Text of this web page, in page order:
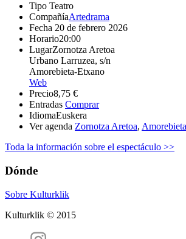
Tipo Teatro
CompañíaArtedrama
Fecha 20 de febrero 2026
Horario20:00
LugarZornotza Aretoa
Urbano Larruzea, s/n
Amorebieta-Etxano
Web
Precio8,75 €
Entradas Comprar
IdiomaEuskera
Ver agenda Zornotza Aretoa,
Toda la información sobre el espectáculo >>
Dónde
Sobre Kulturklik
Kulturklik © 2015